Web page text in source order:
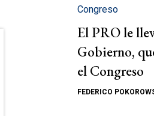
Congreso
El PRO le
Gobierno,
el Congreso
FEDERICO